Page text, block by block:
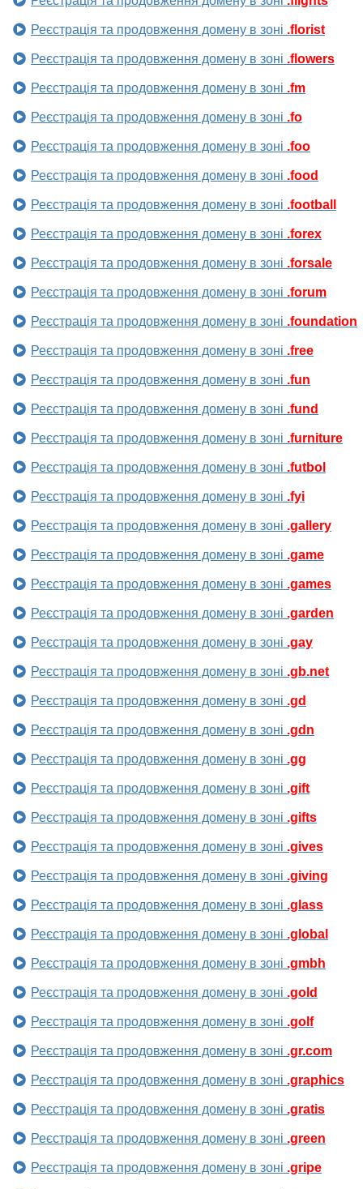
Реєстрація та продовження домену в зоні .florist
Реєстрація та продовження домену в зоні .flowers
Реєстрація та продовження домену в зоні .fm
Реєстрація та продовження домену в зоні .fo
Реєстрація та продовження домену в зоні .foo
Реєстрація та продовження домену в зоні .food
Реєстрація та продовження домену в зоні .football
Реєстрація та продовження домену в зоні .forex
Реєстрація та продовження домену в зоні .forsale
Реєстрація та продовження домену в зоні .forum
Реєстрація та продовження домену в зоні .foundation
Реєстрація та продовження домену в зоні .free
Реєстрація та продовження домену в зоні .fun
Реєстрація та продовження домену в зоні .fund
Реєстрація та продовження домену в зоні .furniture
Реєстрація та продовження домену в зоні .futbol
Реєстрація та продовження домену в зоні .fyi
Реєстрація та продовження домену в зоні .gallery
Реєстрація та продовження домену в зоні .game
Реєстрація та продовження домену в зоні .games
Реєстрація та продовження домену в зоні .garden
Реєстрація та продовження домену в зоні .gay
Реєстрація та продовження домену в зоні .gb.net
Реєстрація та продовження домену в зоні .gd
Реєстрація та продовження домену в зоні .gdn
Реєстрація та продовження домену в зоні .gg
Реєстрація та продовження домену в зоні .gift
Реєстрація та продовження домену в зоні .gifts
Реєстрація та продовження домену в зоні .gives
Реєстрація та продовження домену в зоні .giving
Реєстрація та продовження домену в зоні .glass
Реєстрація та продовження домену в зоні .global
Реєстрація та продовження домену в зоні .gmbh
Реєстрація та продовження домену в зоні .gold
Реєстрація та продовження домену в зоні .golf
Реєстрація та продовження домену в зоні .gr.com
Реєстрація та продовження домену в зоні .graphics
Реєстрація та продовження домену в зоні .gratis
Реєстрація та продовження домену в зоні .green
Реєстрація та продовження домену в зоні .gripe